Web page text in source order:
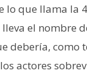
lo que llama la
el nombre
debería, como
actores